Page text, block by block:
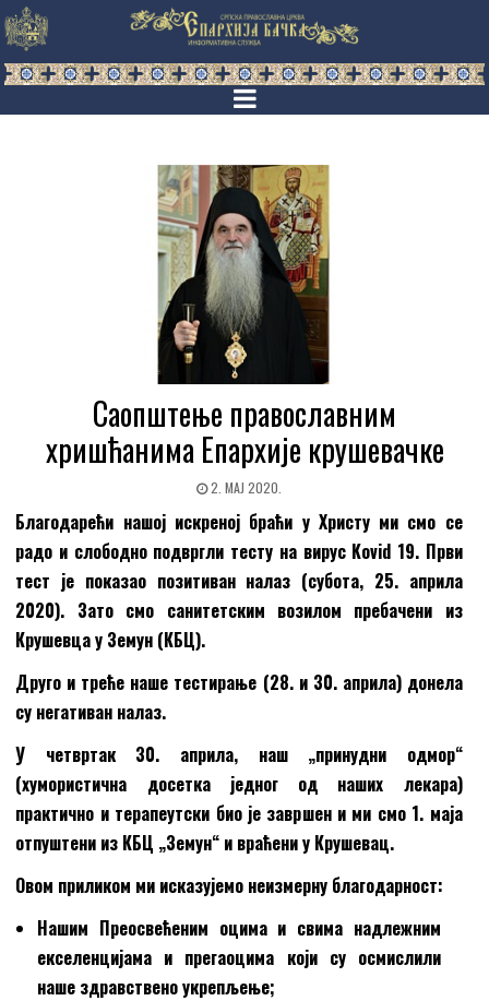
Саопштење православним
хришћанима Епархије крушевачке
2. МАЈ 2020.
Благодарећи нашој искреној браћи у Христу ми смо се
радо и слободно подвргли тесту на вирус Kovid 19. Први
тест је показао позитиван налаз (субота, 25. априла
2020). Зато смо санитетским возилом пребачени из
Крушевца у Земун (КБЦ).
Друго и треће наше тестирање (28. и 30. априла) донела
су негативан налаз.
У четвртак 30. априла, наш „принудни одмор“
(хумористична досетка једног од наших лекара)
практично и терапеутски био је завршен и ми смо 1. маја
отпуштени из КБЦ „Земун“ и враћени у Крушевац.
Овом приликом ми исказујемо неизмерну благодарност:
Нашим Преосвећеним оцима и свима надлежним
екселенцијама и прегаоцима који су осмислили
наше здравствено укрепљење;